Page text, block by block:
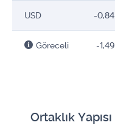
USD -0,84
Göreceli -1,49
Ortaklık Yapısı